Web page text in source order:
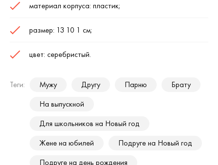
материал корпуса: пластик;
размер: 13 10 1 см;
цвет: серебристый.
Теги: Мужу Другу Парню
Брату
На выпускной
Для школьников на Новый год
Жене на юбилей
Подруге на Новый год
Подруге на день рождения